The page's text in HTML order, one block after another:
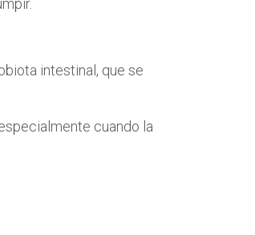
intestinal, que se
cuando la